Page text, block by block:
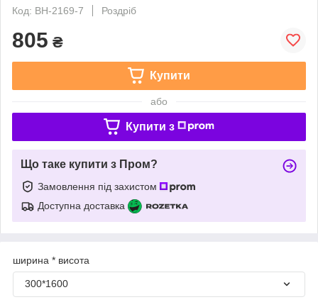
Код: ВН-2169-7
Роздріб
805 ₴
Купити
або
Купити з
Що таке купити з Пром?
Замовлення під захистом
Доступна доставка
ширина * висота
300*1600